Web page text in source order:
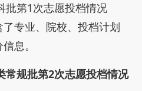
批第1次志愿投档情况
专业、院校、投档计划
息。
常规批第2次志愿投档情况